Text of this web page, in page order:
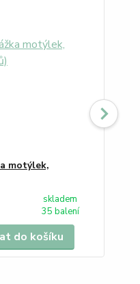
motýlek,
skladem
35 balení
do košíku